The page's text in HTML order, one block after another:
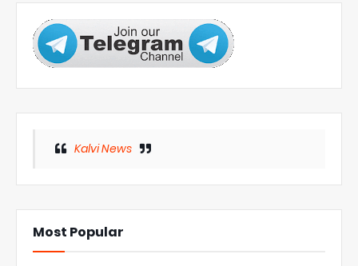
Kalvi News
Most Popular